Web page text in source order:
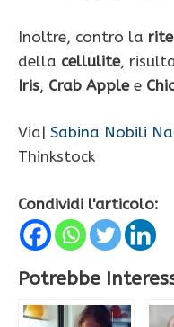
Inoltre, contro la
della cellulite,
Iris, Crab Applee
Via| Sabina Nobili
Thinkstock
Condividi l'articolo:
Potrebbe